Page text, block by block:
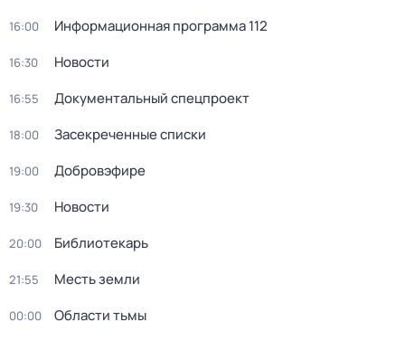
16:00 Информационная программа 112
16:30 Новости
16:55 Документальный спецпроект
18:00 Заcекрeченные списки
19:00 Добровэфире
19:30 Новости
20:00 Библиотекарь
21:55 Месть земли
00:00 Области тьмы